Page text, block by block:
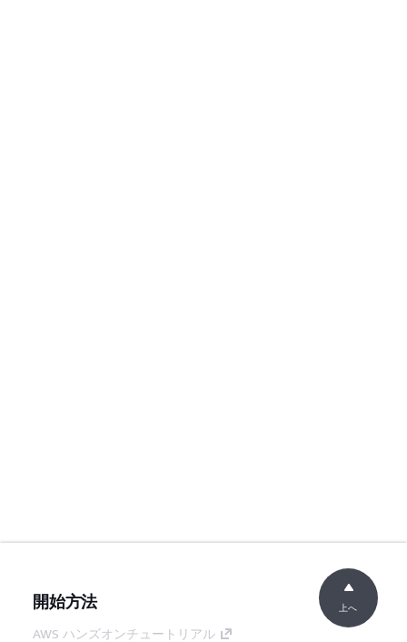
開始方法
AWS ハンズオンチュートリアル
上へ